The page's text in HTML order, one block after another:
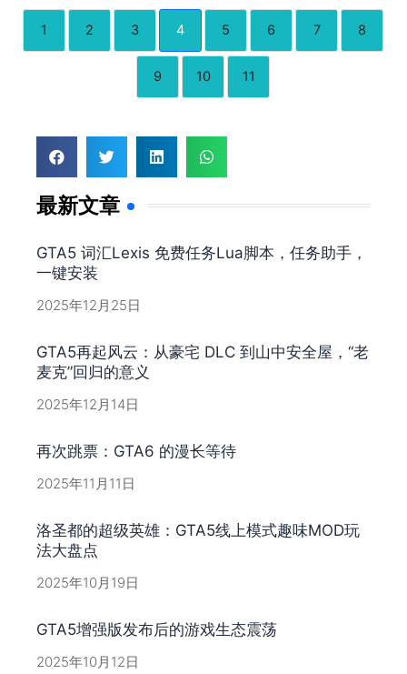
1 2 3 4 5 6 7 8
9 10 11
最新文章
GTA5 词汇Lexis 免费任务Lua脚本，任务助手，
一键安装
2025年12月25日
GTA5再起风云：从豪宅 DLC 到山中安全屋，“老
麦克”回归的意义
2025年12月14日
再次跳票：GTA6 的漫长等待
2025年11月11日
洛圣都的超级英雄：GTA5线上模式趣味MOD玩
法大盘点
2025年10月19日
GTA5增强版发布后的游戏生态震荡
2025年10月12日